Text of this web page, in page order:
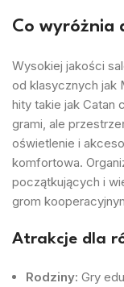
Co wyróżnia
Wysokiej jakości
od klasycznych jak
hity takie jak Catan
grami, ale
oświetlenie i
komfortowa.
początkujących i
grom
Atrakcje dla
Rodziny: Gry